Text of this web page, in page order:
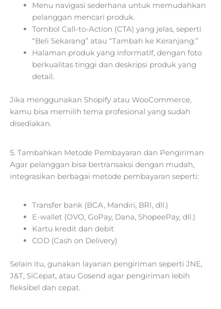
Menu navigasi sederhana untuk memudahkan
pelanggan mencari produk.
Tombol Call-to-Action (CTA) yang jelas, seperti
“Beli Sekarang” atau “Tambah ke Keranjang.”
Halaman produk yang informatif, dengan foto
berkualitas tinggi dan deskripsi produk yang
detail.
Jika menggunakan Shopify atau WooCommerce,
kamu bisa memilih tema profesional yang sudah
disediakan.
5. Tambahkan Metode Pembayaran dan Pengiriman
Agar pelanggan bisa bertransaksi dengan mudah,
integrasikan berbagai metode pembayaran seperti:
Transfer bank (BCA, Mandiri, BRI, dll.)
E-wallet (OVO, GoPay, Dana, ShopeePay, dll.)
Kartu kredit dan debit
COD (Cash on Delivery)
Selain itu, gunakan layanan pengiriman seperti JNE,
J&T, SiCepat, atau Gosend agar pengiriman lebih
fleksibel dan cepat.